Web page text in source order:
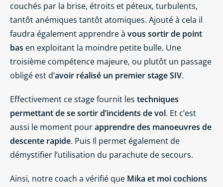
couchés par la brise, étroits et péteux, turbulents,
tantôt anémiques tantôt atomiques. Ajouté à cela il
faudra également apprendre à vous sortir de point
bas en exploitant la moindre petite bulle. Une
troisième compétence majeure, ou plutôt un passage
obligé est d’avoir réalisé un premier stage SIV.
Effectivement ce stage fournit les techniques
permettant de se sortir d’incidents de vol. Et c’est
aussi le moment pourapprendre des manoeuvres de
descente rapide. Puis Il permet également de
démystifier l’utilisation du parachute de secours.
Ainsi, notre coach a vérifié que Mika et moi cochions